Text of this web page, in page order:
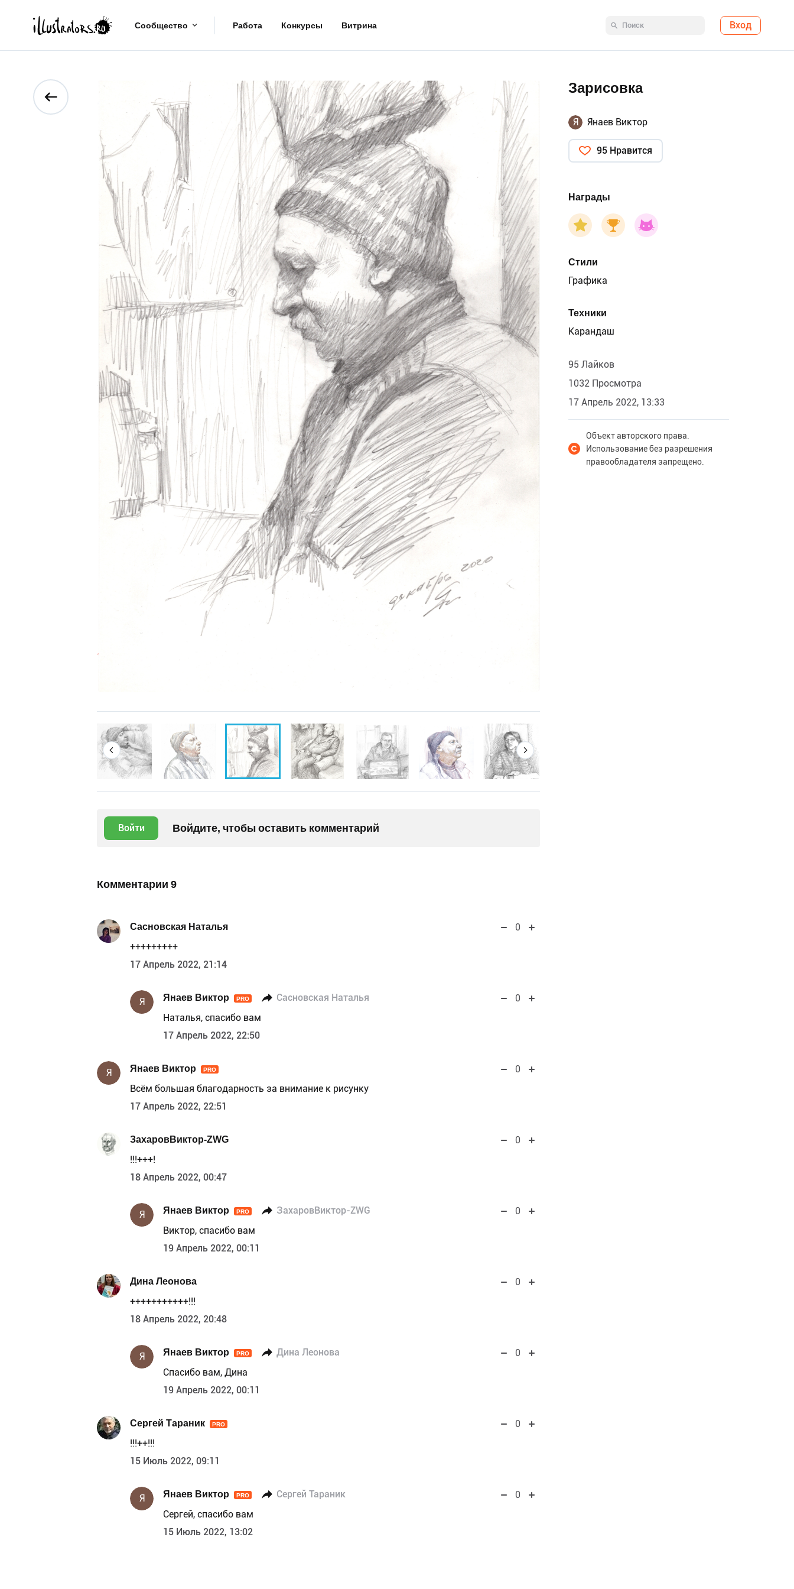
Сообщество Работа Конкурсы Витрина Вход
Войти Войдите, чтобы оставить комментарий
Комментарии 9
Сасновская Наталья
0
+++++++++
17 Апрель 2022, 21:14
Я Янаев Виктор PRO Сасновская Наталья
0
Наталья, спасибо вам
17 Апрель 2022, 22:50
Я Янаев Виктор PRO
0
Всём большая благодарность за внимание к рисунку
17 Апрель 2022, 22:51
ЗахаровВиктор-ZWG
0
!!!+++!
18 Апрель 2022, 00:47
Я Янаев Виктор PRO ЗахаровВиктор-ZWG
0
Виктор, спасибо вам
19 Апрель 2022, 00:11
Дина Леонова
0
+++++++++++!!!
18 Апрель 2022, 20:48
Я Янаев Виктор PRO Дина Леонова
0
Спасибо вам, Дина
19 Апрель 2022, 00:11
Сергей Тараник PRO
0
!!!++!!!
15 Июль 2022, 09:11
Я Янаев Виктор PRO Сергей Тараник
0
Сергей, спасибо вам
15 Июль 2022, 13:02
Зарисовка
Я Янаев Виктор
95 Нравится
Награды
Стили
Графика
Техники
Карандаш
95 Лайков
1032 Просмотра
17 Апрель 2022, 13:33
Объект авторского права.
Использование без разрешения
правообладателя запрещено.